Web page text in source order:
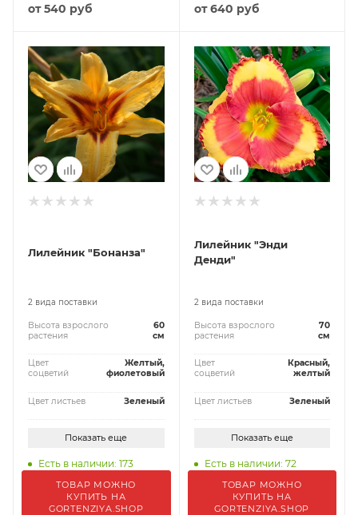
от540 руб от640 руб
Лилейник "Бонанза"
2 вида поставки
Высота взрослого
растения
60
см
Цвет
соцветий
Желтый,
фиолетовый
Цвет листьев Зеленый
Показать еще
Есть в наличии: 173
ТОВАР МОЖНО
КУПИТЬ НА
GORTENZIYA.SHOP
Лилейник "Энди
Денди"
2 вида поставки
Высота взрослого
растения
70
см
Цвет
соцветий
Красный,
желтый
Цвет листьев Зеленый
Показать еще
Есть в наличии: 72
ТОВАР МОЖНО
КУПИТЬ НА
GORTENZIYA.SHOP